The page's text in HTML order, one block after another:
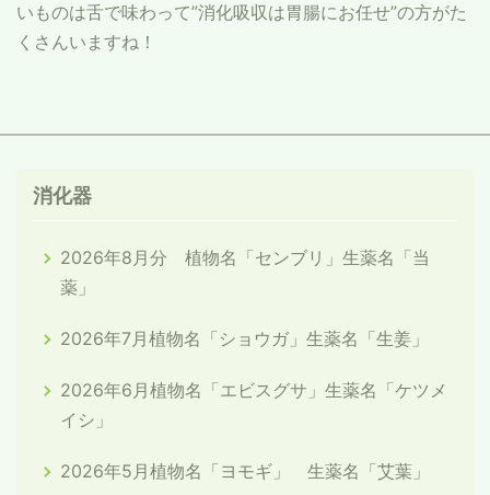
いものは舌で味わって”消化吸収は胃腸にお任せ”の方がた
くさんいますね！
消化器
2026年8月分 植物名「センブリ」生薬名「当
薬」
2026年7月植物名「ショウガ」生薬名「生姜」
2026年6月植物名「エビスグサ」生薬名「ケツメ
イシ」
2026年5月植物名「ヨモギ」 生薬名「艾葉」